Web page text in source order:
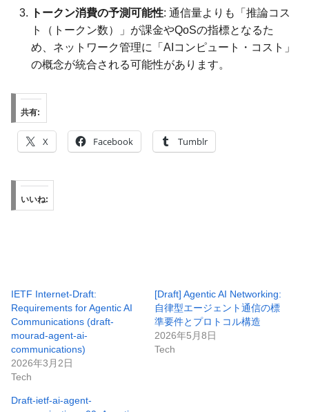
トークン消費の予測可能性: 通信量よりも「推論コス
ト（トークン数）」が課金やQoSの指標となるた
め、ネットワーク管理に「AIコンピュート・コスト」
の概念が統合される可能性があります。
共有:
X Facebook Tumblr
いいね:
IETF Internet-Draft:
Requirements for Agentic AI
Communications (draft-
mourad-agent-ai-
communications)
2026年3月2日
Tech
[Draft] Agentic AI Networking:
自律型エージェント通信の標
準要件とプロトコル構造
2026年5月8日
Tech
Draft-ietf-ai-agent-